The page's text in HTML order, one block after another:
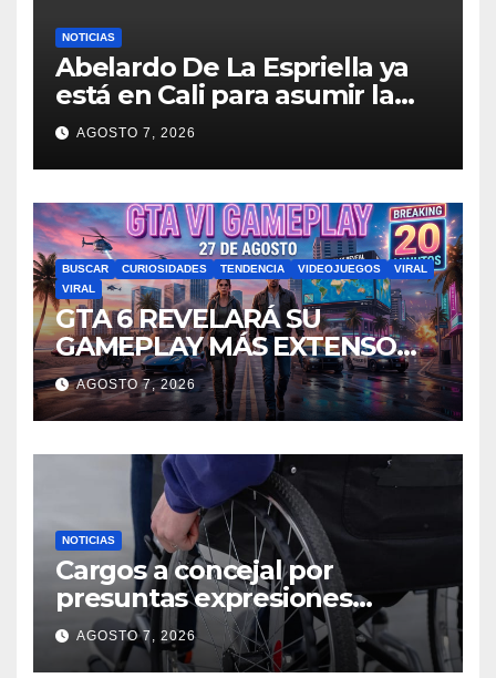
NOTICIAS
Abelardo De La Espriella ya
está en Cali para asumir la
Presidencia este 7 de agosto
AGOSTO 7, 2026
BUSCAR CURIOSIDADES TENDENCIA VIDEOJUEGOS
VIRAL
VIRAL
GTA 6 REVELARÁ SU
GAMEPLAY MÁS EXTENSO
HASTA LA FECHA:
FILTRACIONES APUNTAN A
UNA PRESENTACIÓN DE 20
MINUTOS
AGOSTO 7, 2026
NOTICIAS
Cargos a concejal por
presuntas expresiones
discriminatorias contra
persona con discapacidad
AGOSTO 7, 2026